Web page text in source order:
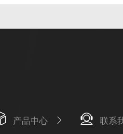
产品中心 联系